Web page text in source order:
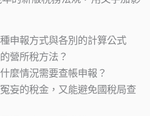
申報方式與各別的計算公式
營所稅方法？
麼情況需要查帳申報？
妄的稅金，又能避免國稅局查